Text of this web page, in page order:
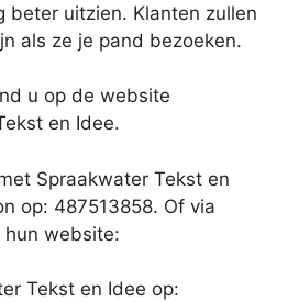
beter uitzien. Klanten zullen
als ze je pand bezoeken.
u op de website
en Idee.
Spraakwater Tekst en
op: 487513858. Of via
hun website:
Tekst en Idee op: